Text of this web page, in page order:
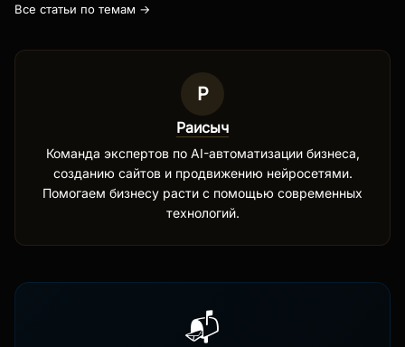
Все статьи по темам →
Р
Раисыч
Команда экспертов по AI-автоматизации бизнеса,
созданию сайтов и продвижению нейросетями.
Помогаем бизнесу расти с помощью современных
технологий.
📬